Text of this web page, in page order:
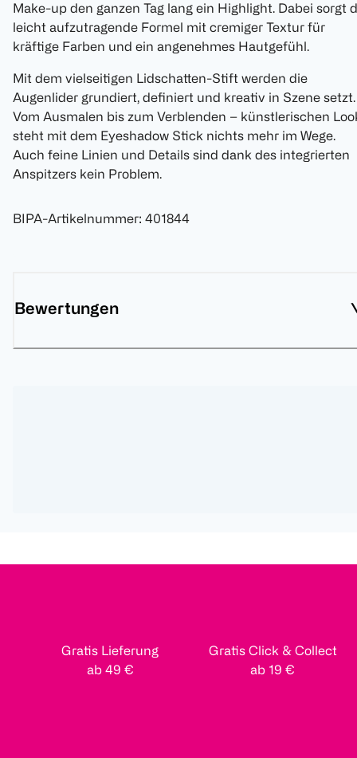
Make-up den ganzen Tag lang ein Highlight. Dabei sorgt
leicht aufzutragende Formel mit cremiger Textur für
kräftige Farben und ein angenehmes Hautgefühl.
Mit dem vielseitigen Lidschatten-Stift werden die
Augenlider grundiert, definiert und kreativ in Szene setzt.
Vom Ausmalen bis zum Verblenden – künstlerischen
steht mit dem Eyeshadow Stick nichts mehr im Wege.
Auch feine Linien und Details sind dank des integrierten
Anspitzers kein Problem.
BIPA-Artikelnummer: 401844
Bewertungen
Gratis Lieferung
ab 49 €
Gratis Click & Collect
ab 19 €